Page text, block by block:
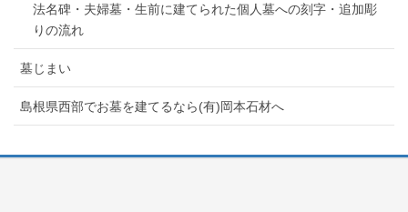
法名碑・夫婦墓・生前に建てられた個人墓への刻字・追加彫
りの流れ
墓じまい
島根県西部でお墓を建てるなら(有)岡本石材へ